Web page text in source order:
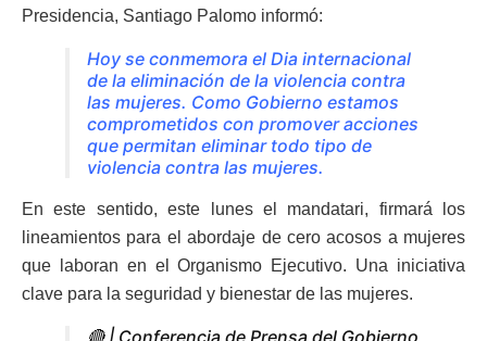
Presidencia, Santiago Palomo informó:
Hoy se conmemora el Dia internacional
de la eliminación de la violencia contra
las mujeres. Como Gobierno estamos
comprometidos con promover acciones
que permitan eliminar todo tipo de
violencia contra las mujeres.
En este sentido, este lunes el mandatari, firmará los
lineamientos para el abordaje de cero acosos a mujeres
que laboran en el Organismo Ejecutivo. Una iniciativa
clave para la seguridad y bienestar de las mujeres.